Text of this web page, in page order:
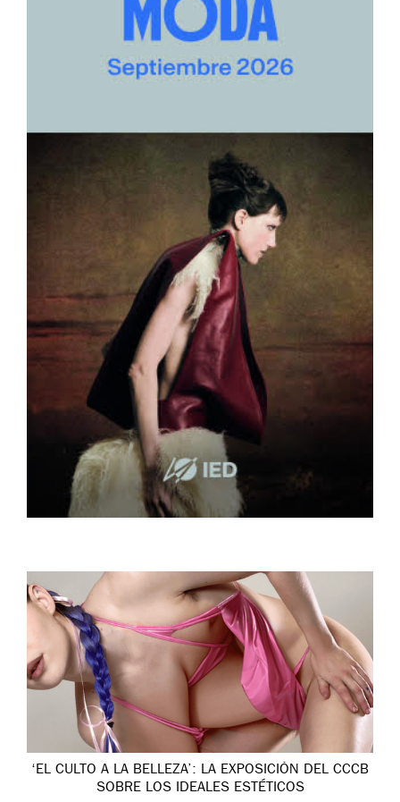
‘EL CULTO A LA BELLEZA’: LA EXPOSICIÓN DEL CCCB
SOBRE LOS IDEALES ESTÉTICOS